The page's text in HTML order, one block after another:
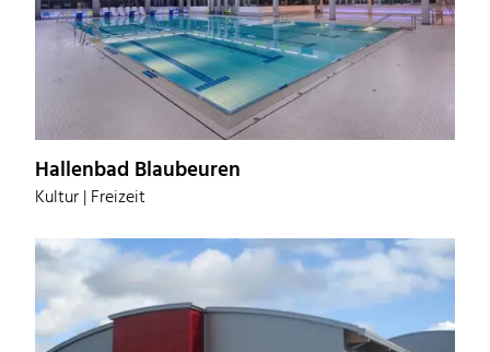
Hallenbad Blaubeuren
Kultur | Freizeit